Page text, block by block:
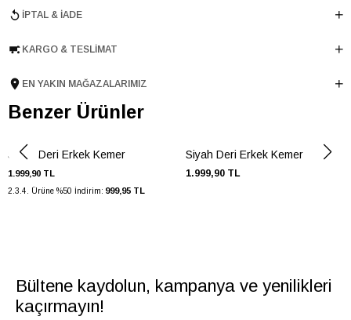
Cinsiyet
ERKEK
Menşei
TURKIYE
İPTAL & İADE
KARGO & TESLIMAT
EN YAKIN MAĞAZALARIMIZ
Benzer Ürünler
Siyah Deri Erkek Kemer
1.999,90 TL
2.3.4. Ürüne %50 İndirim: 999,95 TL
Siyah Deri Erkek Kemer
1.999,90 TL
Bültene kaydolun, kampanya ve yenilikleri
kaçırmayın!